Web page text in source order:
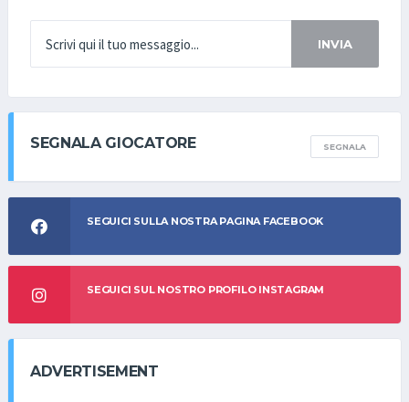
INVIA
SEGNALA GIOCATORE SEGNALA
SEGUICI SULLA NOSTRA PAGINA FACEBOOK
SEGUICI SUL NOSTRO PROFILO INSTAGRAM
ADVERTISEMENT